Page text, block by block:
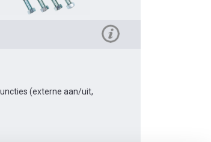
(externe aan/uit,